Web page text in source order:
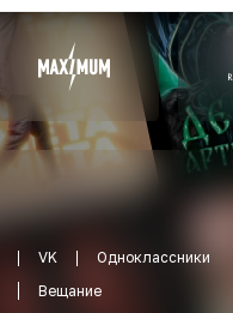
VK
Одноклассники
Вещание